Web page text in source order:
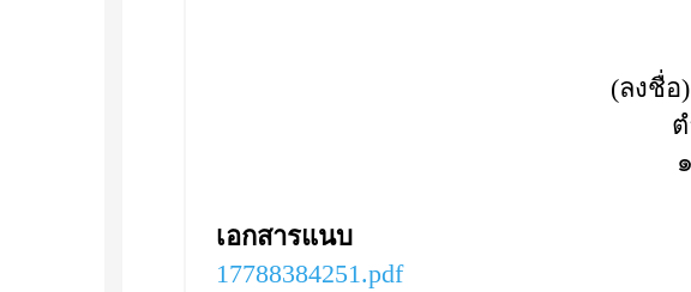
(ลงชื่
เอกสารแนบ
17788384251.pdf